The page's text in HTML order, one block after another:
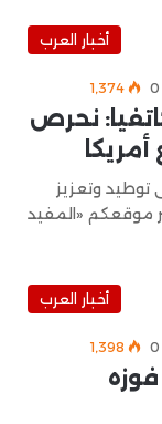
أخبار العرب
0 1٬374
نحرص
توطيد وتعزيز
موقعكم «المفيد
أخبار العرب
0 1٬398